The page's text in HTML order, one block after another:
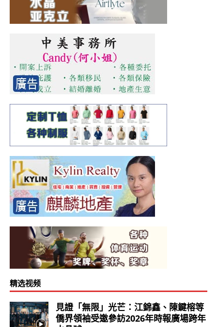
精选视频
見證「無限」光芒：江錦鑫、陳鍵榕等
僑界領袖受邀參訪2026年時報廣場跨年